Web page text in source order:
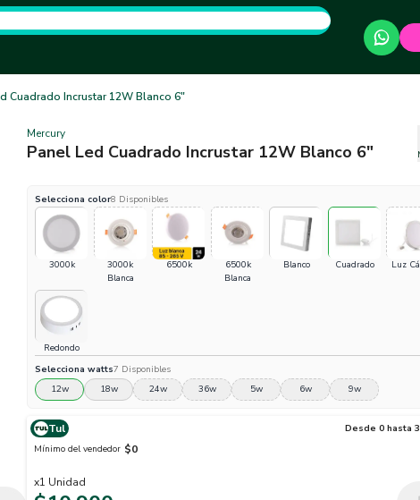
Cuadrado Incrustar 12W Blanco 6"
Mercury
Panel Led Cuadrado Incrustar 12W Blanco 6"
Selecciona color8 Disponibles
3000k
3000k
Blanca
6500k
6500k
Blanca
Blanco Cuadrado Luz
Redondo
Selecciona watts7 Disponibles
12w
18w 24w 36w 5w 6w 9w
Tul
Desde 0 hasta
Mínimo del vendedor $0
x1 Unidad